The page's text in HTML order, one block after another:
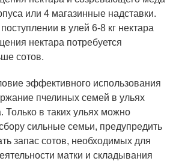
или 4 магазинные надставки.
в улей 6-8 кг нектара
нектара потребуется
сотов.
эффективного использования
пчелиных семей в ульях
Только в таких ульях можно
сильные семьи, предупредить
запас сотов, необходимых для
матки и складывания